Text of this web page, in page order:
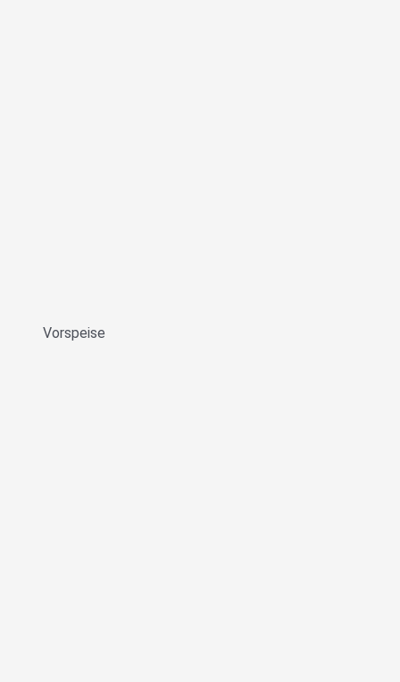
Vorspeise